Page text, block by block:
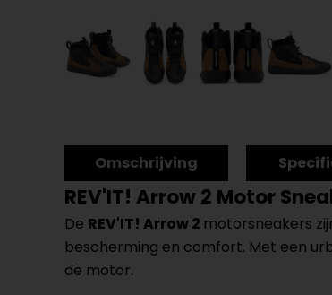
Omschrijving
REV'IT! Arrow 2 Motor
De REV'IT! Arrow 2 motorsneakers
bescherming en comfort. Met een
de motor.